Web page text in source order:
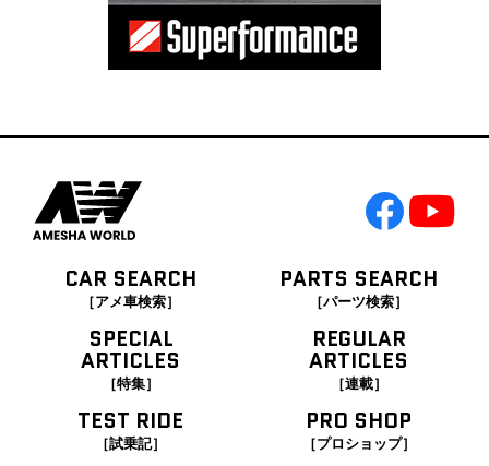
CAR SEARCH
［アメ車検索］
PARTS SEARCH
［パーツ検索］
SPECIAL
ARTICLES
［特集］
REGULAR
ARTICLES
［連載］
TEST RIDE
［試乗記］
PRO SHOP
［プロショップ］